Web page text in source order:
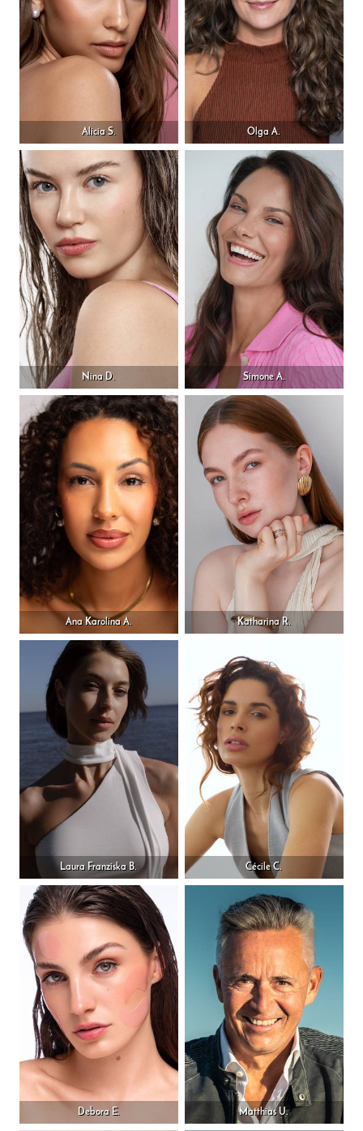
Alicia S. Olga A.
Nina D. Simone A.
Ana Karolina A. Katharina R.
Laura Franziska B. Cécile C.
Debora E. Matthias U.